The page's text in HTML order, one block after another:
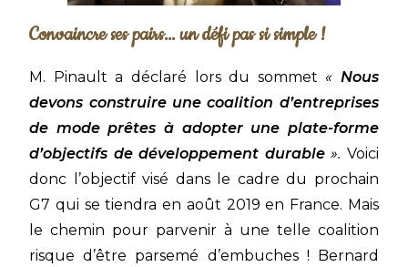
Convaincre ses pairs... un défi pas si simple !
M. Pinault a déclaré lors du sommet « Nous
devons construire une coalition d’entreprises
de mode prêtes à adopter une plate-forme
d’objectifs de développement durable». Voici
donc l’objectif visé dans le cadre du prochain
G7 qui se tiendra en août 2019 en France. Mais
le chemin pour parvenir à une telle coalition
risque d’être parsemé d’embuches ! Bernard